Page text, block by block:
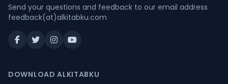
Send your questions and feedback to our email address
feedback(at)alkitabku.com
DOWNLOAD ALKITABKU